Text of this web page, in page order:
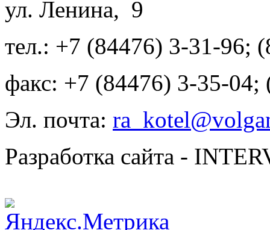
ул. Ленина, 9
тел.: +7 (84476) 3-31-96;
факс: +7 (84476) 3-35-04;
Эл. почта:
Разработка сайта -